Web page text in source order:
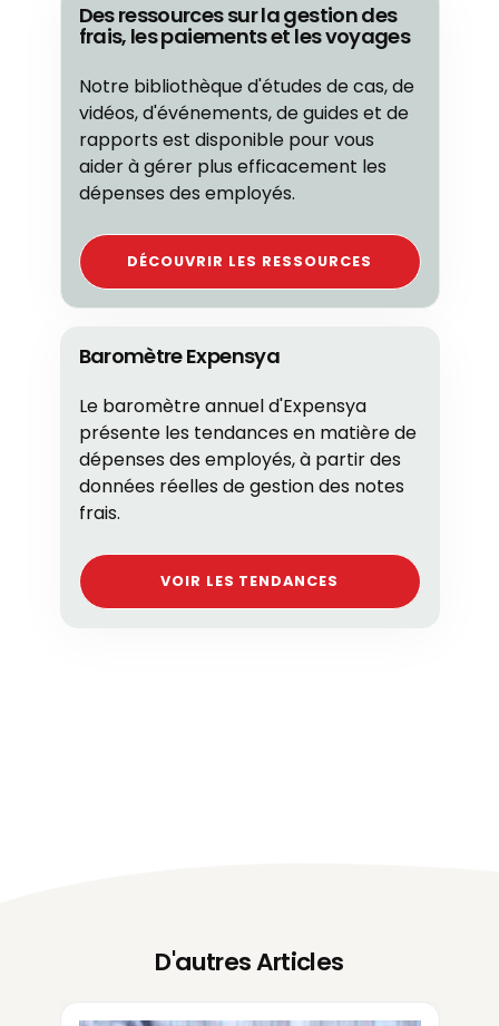
Des ressources sur la gestion des
frais, les paiements et les voyages
Notre bibliothèque d'études de cas, de
vidéos, d'événements, de guides et de
rapports est disponible pour vous
aider à gérer plus efficacement les
dépenses des employés.
DÉCOUVRIR LES RESSOURCES
Baromètre Expensya
Le baromètre annuel d'Expensya
présente les tendances en matière de
dépenses des employés, à partir des
données réelles de gestion des notes
frais.
VOIR LES TENDANCES
D'autres Articles